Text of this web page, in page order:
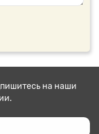
на наши